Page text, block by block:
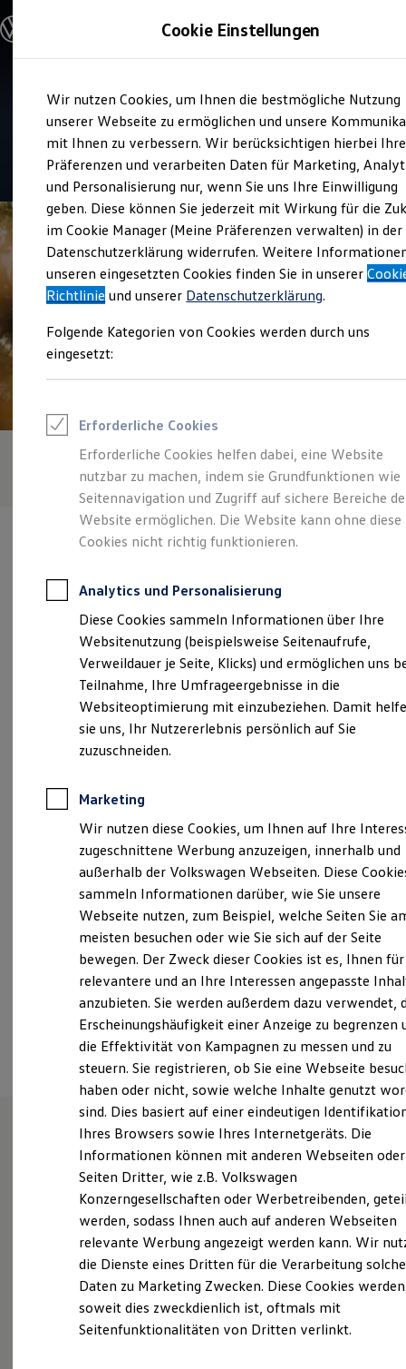
Hauptinhalt
springen
Footer
springen
Modelle und Konfigurator
Modelle vergleichen
Elektroautos
ENERGY Sondermodelle
Nutzfahrzeuge
SUV und CUV
Familienautos
Kombis
Kompaktwagen
Sportwagen
Schnell verfügbare Fahrzeuge
Angebote und Produkte
Aktuelle Angebote
E-Auto-Förderung
Volkswagen Marktplatz
Junge Gebrauchtwagen und Gebrauchtwagen
Volkswagen Zertifizierte Gebrauchtwagen
Zubehör- und Serviceangebote
Leasing
Leasing-Angebote
Gebrauchtwagen Leasing
Junge Gebrauchtwagen-Leasing
Elektroauto Leasing
Kleinwagen-Leasing
Leasing ohne Anzahlung
Finanzierung
Kfz-Versicherung
Restschuldversicherungen
Garantien
Wartungsverträge
Geschäftskunden
Professional Class bei Volkswagen
Großkunden
Behörden
Direktkunden
Sonderfahrzeuge
Anpfiff zum Gewinn
Elektroautos
ID. Tutorials
Elektrofahrzeugkonzepte
Reichweite
Reichweite der ID. Modelle
Reichweite im Winter
Laden
Laden unterwegs
Laden Zuhause
Ladestationen finden
Ladezeitensimulator
Batterie
Sicherheit
Garantie und Lebensdauer
Nachhaltigkeit
Technologie
Kosten und Kauf
Verbrauchskosten
Kaufoptionen
E-Auto-Förderung
Software und Konnektivität
ID. Software Versionen und Updates
Digitale Extras
Schnittstellen zu Ihrem ID.
Hybridautos
Marke und Erlebnis
Volkswagen R und R Experience
R-Modelle
Driving Experience
Volkswagen entdecken
Verkauf und Service
Autohaus Liebsch
4.9| 94 Bewertungen
Verantwortlich für die Inhalte auf dieser Seite ist die Autohaus
Liebsch GmbH & Co. KG (Impressum & Rechtliches)
Frankfurter Straße 82, 15907 Lübben
vw@autohaus-liebsch.de
Über WhatsApp kontaktieren
Montag
Sonntag
Geschlossen
Ansprechpartner
Wie können wir
Ihnen weiterhelfen?
Probefahrt vereinbaren
Cookie Einstellungen
Wir nutzen Cookies, um Ihnen die bestmögliche Nutzung
unserer Webseite zu ermöglichen und unsere
mit Ihnen zu verbessern. Wir berücksichtigen hierbei Ihre
Präferenzen und verarbeiten Daten für Marketing,
und Personalisierung nur, wenn Sie uns Ihre Einwilligung
geben. Diese können Sie jederzeit mit Wirkung für die
im Cookie Manager (Meine Präferenzen verwalten) in der
Datenschutzerklärung widerrufen. Weitere
unseren eingesetzten Cookies finden Sie in unserer
Richtlinie und unserer Datenschutzerklärung.
Folgende Kategorien von Cookies werden durch uns
eingesetzt:
Erforderliche Cookies
Erforderliche Cookies helfen dabei, eine Website
nutzbar zu machen, indem sie Grundfunktionen wie
Seitennavigation und Zugriff auf sichere Bereiche
Website ermöglichen. Die Website kann ohne diese
Cookies nicht richtig funktionieren.
Analytics und Personalisierung
Diese Cookies sammeln Informationen über Ihre
Websitenutzung (beispielsweise Seitenaufrufe,
Verweildauer je Seite, Klicks) und ermöglichen uns
Teilnahme, Ihre Umfrageergebnisse in die
Websiteoptimierung mit einzubeziehen. Damit
sie uns, Ihr Nutzererlebnis persönlich auf Sie
zuzuschneiden.
Marketing
Wir nutzen diese Cookies, um Ihnen auf Ihre
zugeschnittene Werbung anzuzeigen, innerhalb und
außerhalb der Volkswagen Webseiten. Diese
sammeln Informationen darüber, wie Sie unsere
Webseite nutzen, zum Beispiel, welche Seiten Sie
meisten besuchen oder wie Sie sich auf der Seite
bewegen. Der Zweck dieser Cookies ist es, Ihnen für
relevantere und an Ihre Interessen angepasste
anzubieten. Sie werden außerdem dazu verwendet,
Erscheinungshäufigkeit einer Anzeige zu begrenzen
die Effektivität von Kampagnen zu messen und zu
steuern. Sie registrieren, ob Sie eine Webseite
haben oder nicht, sowie welche Inhalte genutzt
sind. Dies basiert auf einer eindeutigen
Ihres Browsers sowie Ihres Internetgeräts. Die
Informationen können mit anderen Webseiten oder
Seiten Dritter, wie z.B. Volkswagen
Konzerngesellschaften oder Werbetreibenden,
werden, sodass Ihnen auch auf anderen Webseiten
relevante Werbung angezeigt werden kann. Wir
die Dienste eines Dritten für die Verarbeitung
Daten zu Marketing Zwecken. Diese Cookies
soweit dies zweckdienlich ist, oftmals mit
Seitenfunktionalitäten von Dritten verlinkt.